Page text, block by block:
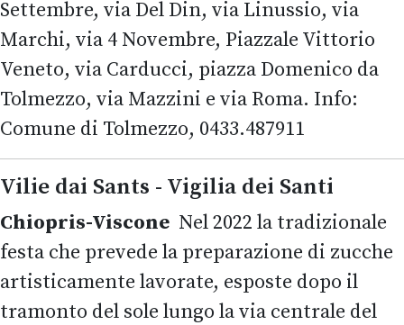
Settembre, via Del Din, via Linussio, via
Marchi, via 4 Novembre, Piazzale Vittorio
Veneto, via Carducci, piazza Domenico da
Tolmezzo, via Mazzini e via Roma. Info:
Comune di Tolmezzo, 0433.487911
Vilie dai Sants - Vigilia dei Santi
Chiopris-Viscone Nel 2022 la tradizionale
festa che prevede la preparazione di zucche
artisticamente lavorate, esposte dopo il
tramonto del sole lungo la via centrale del